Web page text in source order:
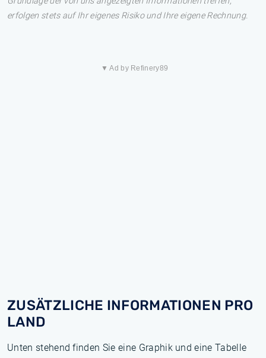
erfolgen stets auf Ihr eigenes Risiko und Ihre eigene Rechnung.
▼ Ad by Refinery89
ZUSÄTZLICHE INFORMATIONEN PRO
LAND
Unten stehend finden Sie eine Graphik und eine Tabelle